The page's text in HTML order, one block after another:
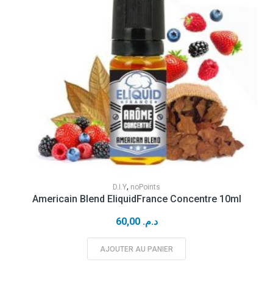
D.I.Y, noPoints
Americain Blend EliquidFrance Concentre 10ml
د.م. 60,00
AJOUTER AU PANIER